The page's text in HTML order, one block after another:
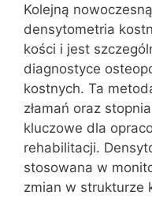
Kolejną
densytometria
kości i jest
diagnostyce
kostnych. Ta
złamań oraz
kluczowe dla
rehabilitacji.
stosowana w
zmian w strukturze